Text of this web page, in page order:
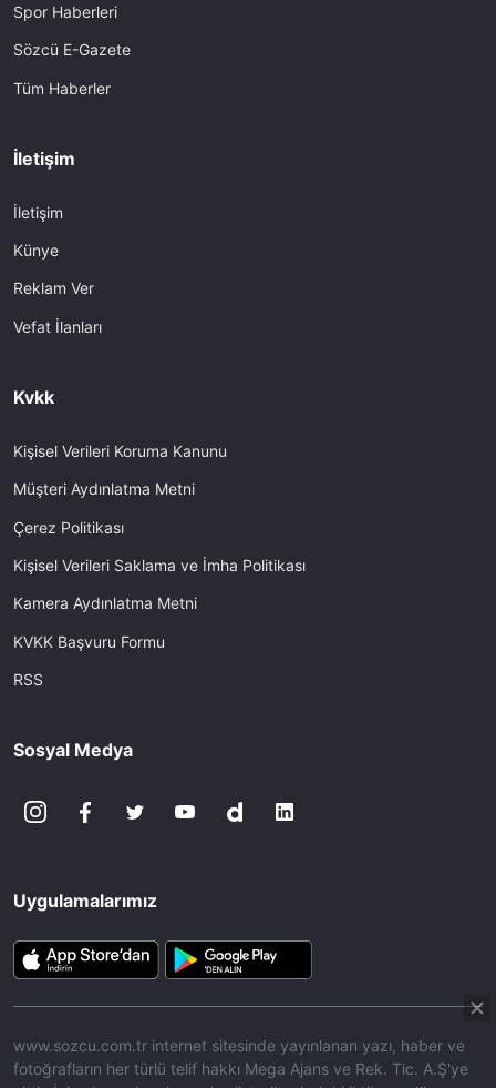
Spor Haberleri
Sözcü E-Gazete
Tüm Haberler
İletişim
İletişim
Künye
Reklam Ver
Vefat İlanları
Kvkk
Kişisel Verileri Koruma Kanunu
Müşteri Aydınlatma Metni
Çerez Politikası
Kişisel Verileri Saklama ve İmha Politikası
Kamera Aydınlatma Metni
KVKK Başvuru Formu
RSS
Sosyal Medya
Uygulamalarımız
www.sozcu.com.tr internet sitesinde yayınlanan yazı, haber ve
fotoğrafların her türlü telif hakkı Mega Ajans ve Rek. Tic. A.Ş'ye